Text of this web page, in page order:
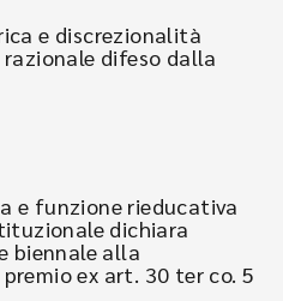
e discrezionalità
difeso dalla
e funzione rieducativa
dichiara
biennale alla
ex art. 30 ter co. 5